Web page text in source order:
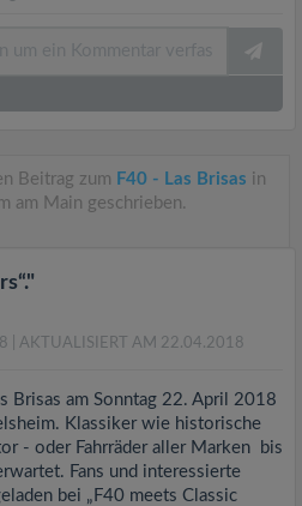
Beitrag zum F40 - Las Brisas in
am Main geschrieben.
| AKTUALISIERT AM 22.04.2018
Brisas am Sonntag 22. April 2018
Klassiker wie historische
- oder Fahrräder aller Marken bis
Fans und interessierte
bei „F40 meets Classic